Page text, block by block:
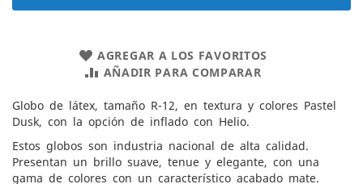
AGREGAR A LOS FAVORITOS
AÑADIR PARA COMPARAR
Globo de látex, tamaño R-12, en textura y colores Pastel
Dusk, con la opción de inflado con Helio.
Estos globos son industria nacional de alta calidad.
Presentan un brillo suave, tenue y elegante, con una
gama de colores con un característico acabado mate.